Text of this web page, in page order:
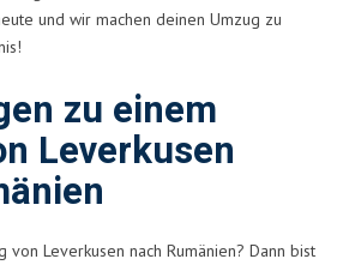
und wir machen deinen Umzug zu
zu einem
Leverkusen
von Leverkusen nach Rumänien? Dann bist